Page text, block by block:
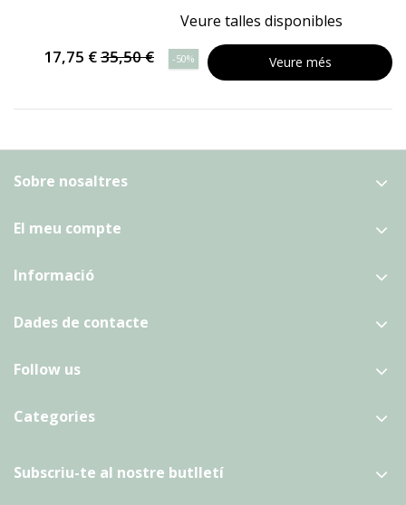
Veure talles disponibles
17,75 €35,50 € -50% Veure més
Sobre nosaltres
El meu compte
Informació
Dades de contacte
Follow us
Categories
Subscriu-te al nostre butlletí